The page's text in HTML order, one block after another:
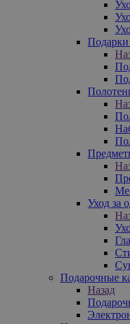
Уход за
Подарочные
Назад